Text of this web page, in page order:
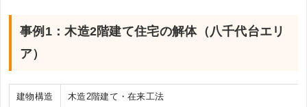
事例1：木造2階建て住宅の解体（八千代台エリ
ア）
建物構造 木造2階建て・在来工法